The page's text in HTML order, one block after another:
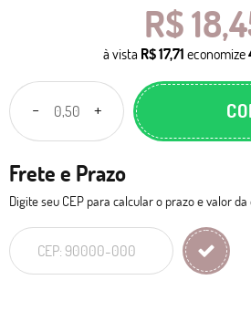
R$
à vista R$ 17,71 economize
Frete e Prazo
Digite seu CEP para calcular o prazo e valor